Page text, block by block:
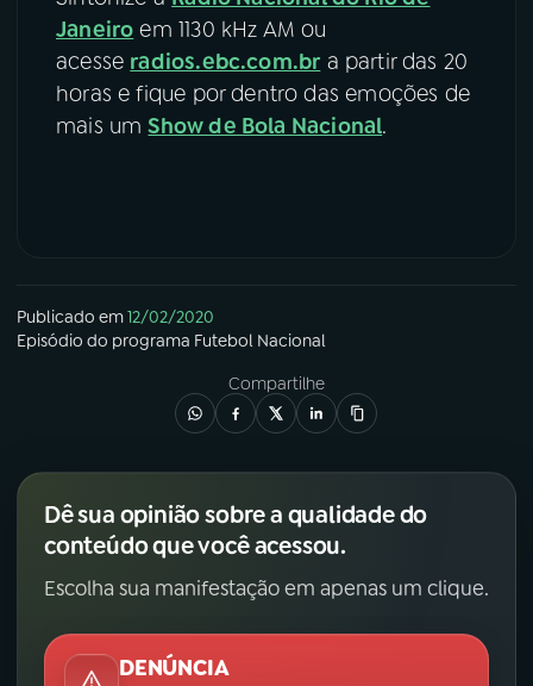
Janeiro em 1130 kHz AM ou
acesse radios.ebc.com.br a partir das 20
horas e fique por dentro das emoções de
mais umShow de Bola Nacional.
Publicado em12/02/2020
Episódio do programa Futebol Nacional
Compartilhe
Dê sua opinião sobre a qualidade do
conteúdo que você acessou.
Escolha sua manifestação em apenas um clique.
DENÚNCIA